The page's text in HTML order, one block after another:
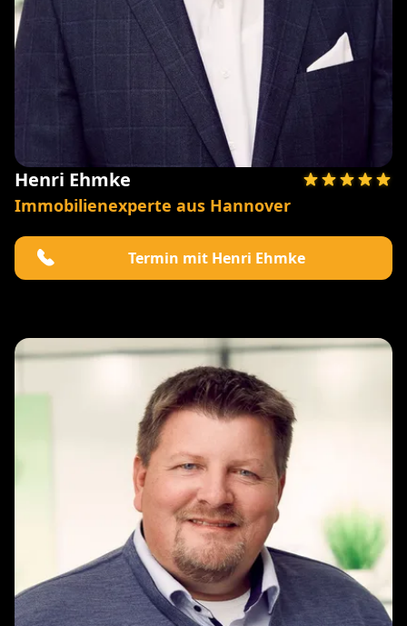
Henri Ehmke
Immobilienexperte aus Hannover
Termin mit Henri Ehmke